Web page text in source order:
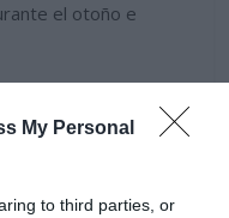
My Personal
to third parties, or
el otoño e